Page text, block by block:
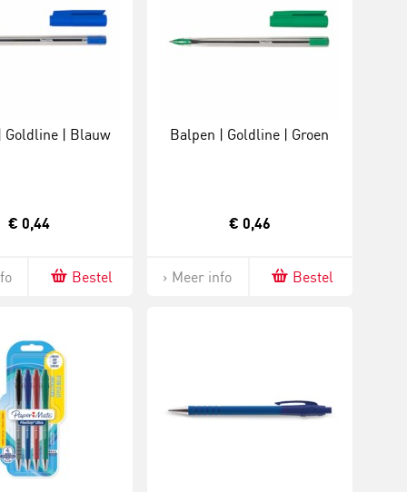
Goldline | Blauw
€ 0,44
Bestel
Balpen | Goldline | Groen
€ 0,46
Meer info Bestel